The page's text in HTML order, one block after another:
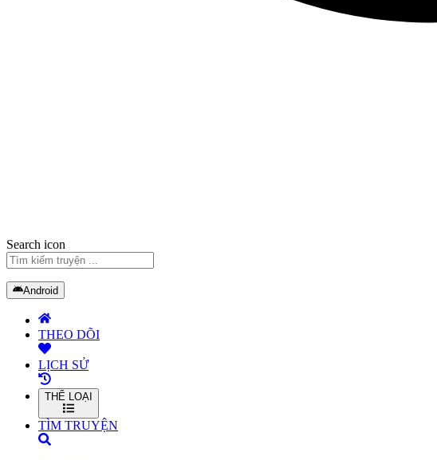
Search icon
Android
THEO DÕI
LỊCH SỬ
THỂ LOẠI
TÌM TRUYỆN